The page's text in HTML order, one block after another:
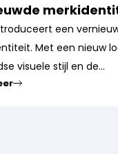
een
Met een nieuw
visuele stijl en de...